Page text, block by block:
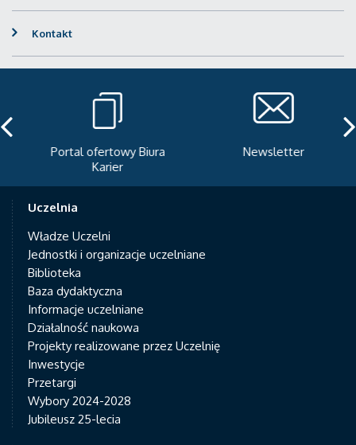
Kontakt
Portal ofertowy Biura
Karier
Newsletter
Uczelnia
Władze Uczelni
Jednostki i organizacje uczelniane
Biblioteka
Baza dydaktyczna
Informacje uczelniane
Działalność naukowa
Projekty realizowane przez Uczelnię
Inwestycje
Przetargi
Wybory 2024-2028
Jubileusz 25-lecia